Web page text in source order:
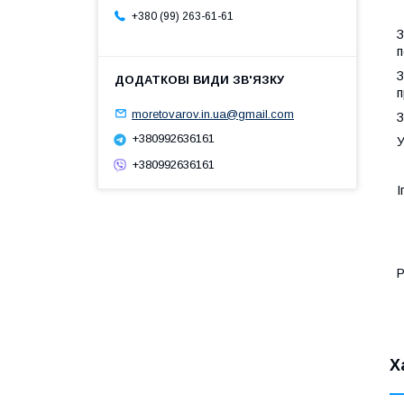
+380 (99) 263-61-61
moretovarov.in.ua@gmail.com
+380992636161
+380992636161